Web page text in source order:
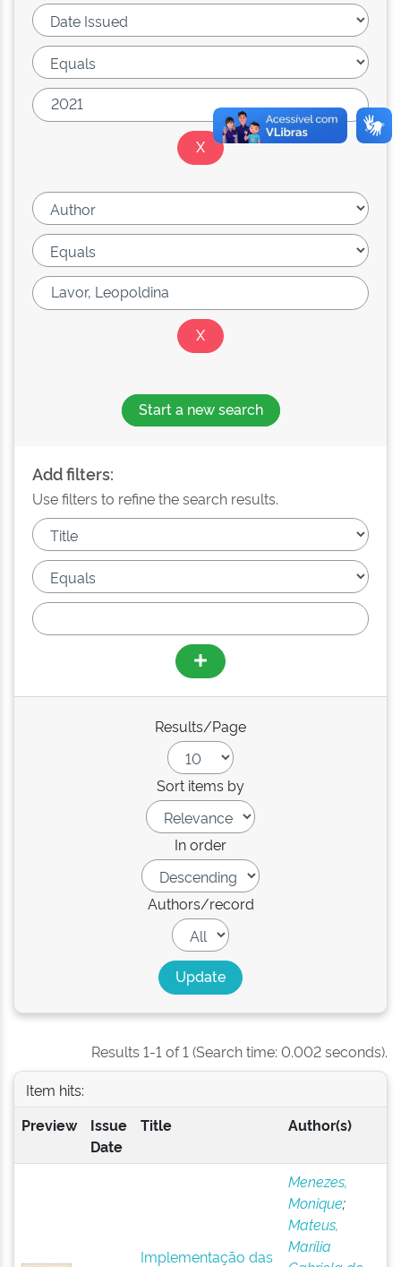
Start a new search
Add filters:
Use filters to refine the search results.
Results/Page
Sort items by
In order
Authors/record
Results 1-1 of 1 (Search time: 0.002 seconds).
Item hits:
Preview
Issue
Date
Title Author(s)
Implementação das
Menezes,
Monique;
Mateus,
Marília